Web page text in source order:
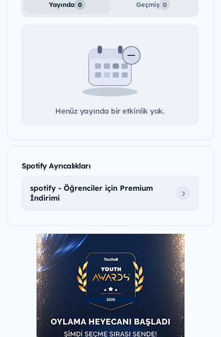
Yayında 0 Geçmiş 0
Henüz yayında bir etkinlik yok.
Spotify Ayrıcalıkları
spotify - Öğrenciler için Premium
İndirimi